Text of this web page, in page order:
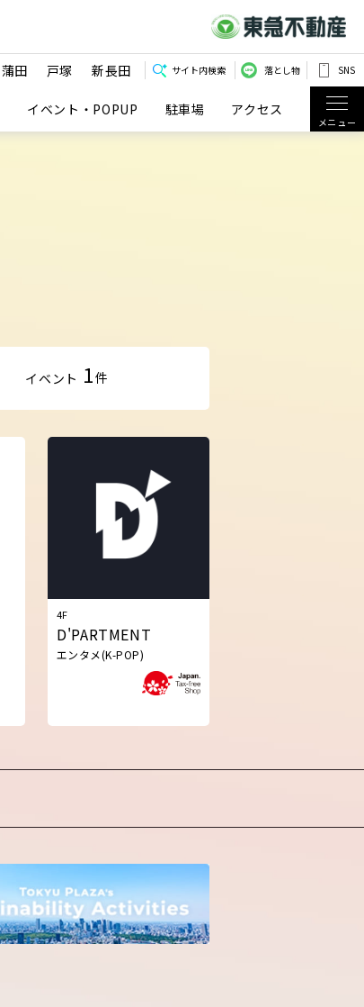
蒲田 戸塚 新長田 サイト内検索 落とし物 SNS
イベント・POPUP 駐車場 アクセス
メニュー
イベント 1件
4F
D'PARTMENT
エンタメ(K-POP)